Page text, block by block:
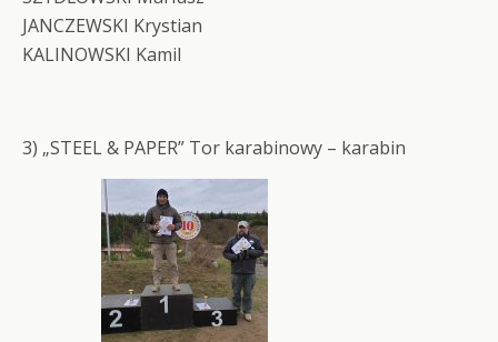
JANCZEWSKI Krystian
KALINOWSKI Kamil
3) „STEEL & PAPER” Tor karabinowy – karabin